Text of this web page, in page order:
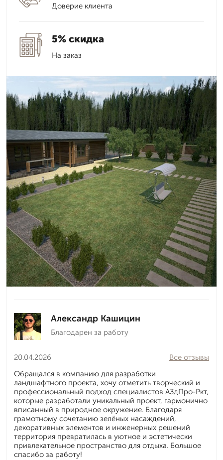
Доверие клиента
5% скидка
На заказ
Александр Кашицин
Благодарен за работу
20.04.2026
Все отзывы
Обращался в компанию для разработки
ландшафтного проекта, хочу отметить творческий и
профессиональный подход специалистов А3дПро-Ркт,
которые разработали уникальный проект, гармонично
вписанный в природное окружение. Благодаря
грамотному сочетанию зелёных насаждений,
декоративных элементов и инженерных решений
территория превратилась в уютное и эстетически
привлекательное пространство для отдыха. Большое
спасибо за работу!